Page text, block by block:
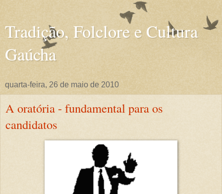
Tradição, Folclore e Cultura
Gaúcha
quarta-feira, 26 de maio de 2010
A oratória - fundamental para os
candidatos